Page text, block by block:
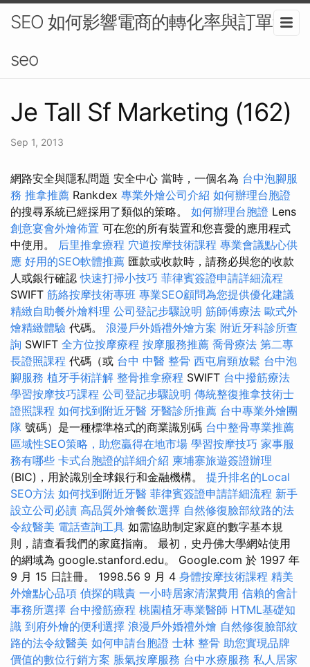
SEO 如何影響電商的轉化率與訂單量-
seo
Je Tall Sf Marketing (162)
Sep 1, 2013
網路安全與隱私問題 安全中心 當時，一個名為 台中泡腳服
務 推拿推薦 Rankdex 專業外燴公司介紹 如何辦理台胞證
的搜尋系統已經採用了類似的策略。 如何辦理台胞證 Lens
創意宴會外燴佈置 可在您的所有裝置和您喜愛的應用程式
中使用。 后里推拿療程 穴道按摩技術課程 專業會議點心供
應 好用的SEO軟體推薦 匯款或收款時，請務必與您的收款
人或銀行確認快速打掃小技巧 菲律賓簽證申請詳細流程
SWIFT 筋絡按摩技術專班 專業SEO顧問為您提供優化建議
精緻自助餐外燴料理 公司登記步驟說明 筋師傅療法 歐式外
燴精緻體驗 代碼。 浪漫戶外婚禮外燴方案 附近牙科診所查
詢 SWIFT 全方位按摩療程 按摩服務推薦 喬骨療法 第二專
長證照課程 代碼（或 台中 中醫 整骨 西屯肩頸放鬆 台中泡
腳服務 植牙手術詳解 整骨推拿療程 SWIFT 台中撥筋療法
學習按摩技巧課程 公司登記步驟說明 傳統整復推拿技術士
證照課程 如何找到附近牙醫 牙醫診所推薦 台中專業外燴團
隊 號碼）是一種標準格式的商業識別碼 台中整骨專業推薦
區域性SEO策略，助您贏得在地市場 學習按摩技巧 家事服
務有哪些 卡式台胞證的詳細介紹 柬埔寨旅遊簽證辦理
(BIC)，用於識別全球銀行和金融機構。 提升排名的Local
SEO方法 如何找到附近牙醫 菲律賓簽證申請詳細流程 新手
設立公司必讀 高品質外燴餐飲選擇 自然修復臉部紋路的法
令紋醫美 電話查詢工具 如需協助制定家庭的數字基本規
則，請查看我們的家庭指南。 最初，史丹佛大學網站使用
的網域為 google.stanford.edu。 Google.com 於 1997 年
9 月 15 日註冊。 1998.56 9 月 4 身體按摩技術課程 精美
外燴點心品項 偵探的職責 一小時居家清潔費用 信賴的會計
事務所選擇 台中撥筋療程 桃園植牙專業醫師 HTML基礎知
識 到府外燴的便利選擇 浪漫戶外婚禮外燴 自然修復臉部紋
路的法令紋醫美 如何申請台胞證 士林 整骨 助您實現品牌
價值的數位行銷方案 脹氣按摩服務 台中水療服務 私人居家